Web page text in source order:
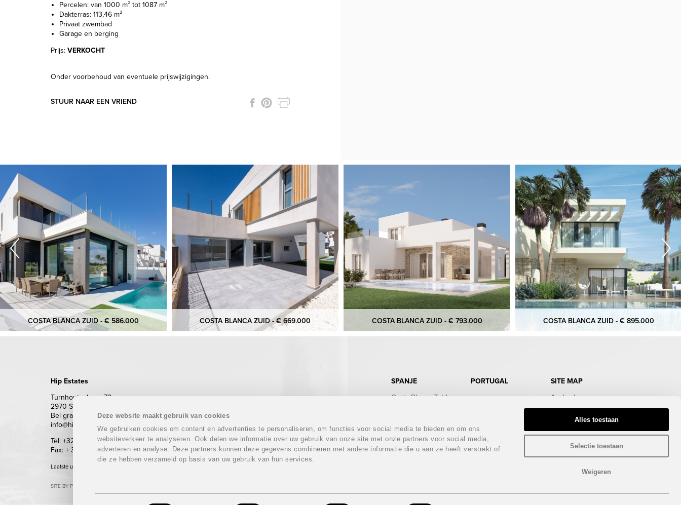
Deze website maakt gebruik van cookies
We gebruiken cookies om content en advertenties te personaliseren, om functies voor social media te bieden en om ons
websiteverkeer te analyseren. Ook delen we informatie over uw gebruik van onze site met onze partners voor social media,
adverteren en analyse. Deze partners kunnen deze gegevens combineren met andere informatie die u aan ze heeft verstrekt of
die ze hebben verzameld op basis van uw gebruik van hun services.
Alles toestaan
Selectie toestaan
Weigeren
Percelen: van 1000 m² tot 1087 m²
Dakterras: 113,46 m²
Privaat zwembad
Garage en berging
Prijs: VERKOCHT
Onder voorbehoud van eventuele prijswijzigingen.
STUUR NAAR EEN VRIEND
COSTA BLANCA ZUID - € 586.000 COSTA BLANCA ZUID - € 669.000 COSTA BLANCA ZUID - € 793.000 COSTA BLANCA ZUID - € 895.000
Hip Estates
Turnhoutsebaan 72
2970 Schilde
Bel gratis 0800 62 500 (enkel vanuit België)
info@hipestates.com
Tel: +32 (0)3 283 87 87
Fax: + 32 (0)3 293 69 62
Laatste update: 09/08/2026
SITE BY PLUG
SPANJE
Costa Blanca Zuid
Costa del Sol
Costa Almeria
Costa Tropical
Costa Brava
PORTUGAL
SITE MAP
Aanbod
Doe de test
Gratis Infopakket
Magazine
Bezichtigingstrips
Infodagen